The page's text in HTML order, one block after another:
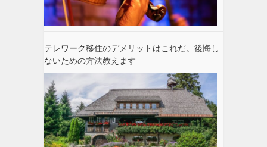
テレワーク移住のデメリットはこれだ。後悔し
ないための方法教えます